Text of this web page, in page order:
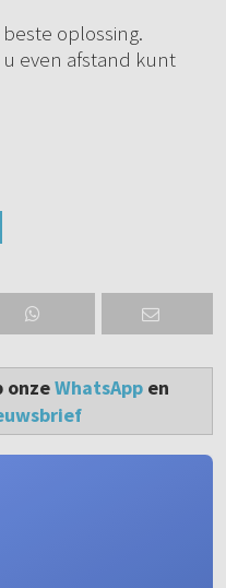
oplossing.
even afstand kunt
onzeWhatsAppen